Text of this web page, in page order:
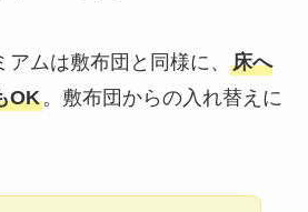
ムは敷布団と同様に、 床へ
OK。敷布団からの入れ替えに